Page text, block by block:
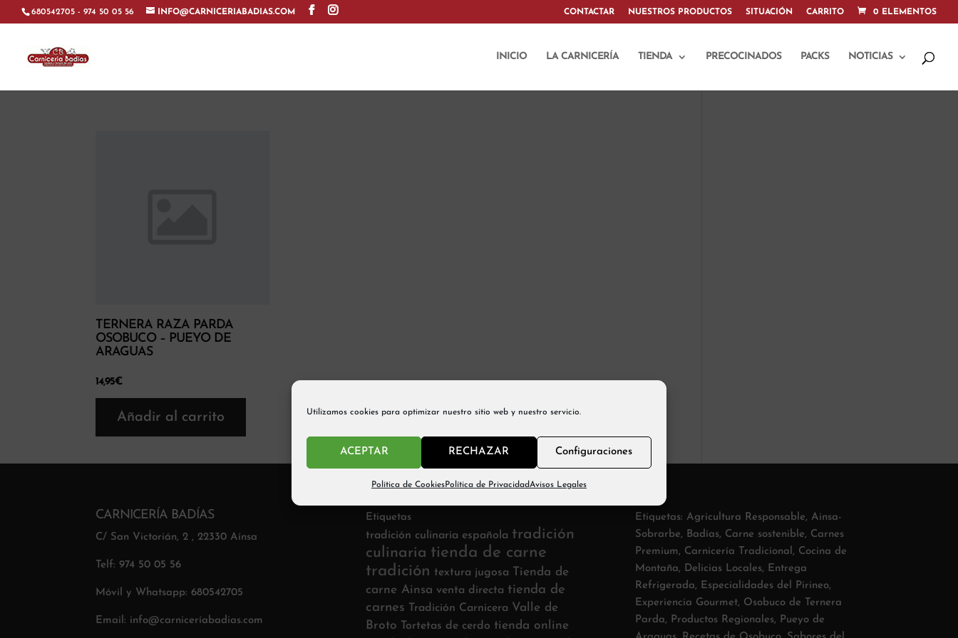
Utilizamos cookies para optimizar nuestro sitio web y nuestro servicio.
ACEPTAR RECHAZAR Configuraciones
Política de CookiesPolítica de PrivacidadAvisos Legales
680542705 - 974 50 05 56 INFO@CARNICERIABADIAS.COM CONTACTAR NUESTROS PRODUCTOS SITUACIÓN CARRITO 0 ELEMENTOS
INICIO LA CARNICERÍA TIENDA PRECOCINADOS PACKS NOTICIAS
TERNERA RAZA PARDA
OSOBUCO – PUEYO DE
ARAGUAS
14,95€
Añadir al carrito
CARNICERÍA BADÍAS
C/ San Victorián, 2 , 22330 Aínsa
Telf: 974 50 05 56
Móvil y Whatsapp: 680542705
Email: info@carniceríabadias.com
Etiquetas
tradición culinaria española tradición
culinaria tienda de carne
tradición textura jugosa
Tienda de
carne Ainsa venta directa tienda de
carnes
Tradición Carnicera Valle de
Broto
Tortetas de cerdo tienda online
Etiquetas: Agricultura Responsable, Ainsa-
Sobrarbe, Badías, Carne sostenible, Carnes
Premium, Carnicería Tradicional, Cocina de
Montaña, Delicias Locales, Entrega
Refrigerada, Especialidades del Pirineo,
Experiencia Gourmet, Osobuco de Ternera
Parda, Productos Regionales, Pueyo de